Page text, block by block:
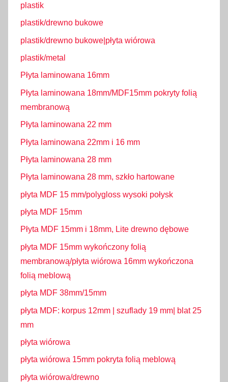
plastik
plastik/drewno bukowe
plastik/drewno bukowe|płyta wiórowa
plastik/metal
Płyta laminowana 16mm
Płyta laminowana 18mm/MDF15mm pokryty folią
membranową
Płyta laminowana 22 mm
Płyta laminowana 22mm i 16 mm
Płyta laminowana 28 mm
Płyta laminowana 28 mm, szkło hartowane
płyta MDF 15 mm/polygloss wysoki połysk
płyta MDF 15mm
Płyta MDF 15mm i 18mm, Lite drewno dębowe
płyta MDF 15mm wykończony folią
membranową/płyta wiórowa 16mm wykończona
folią meblową
płyta MDF 38mm/15mm
płyta MDF: korpus 12mm | szuflady 19 mm| blat 25
mm
płyta wiórowa
płyta wiórowa 15mm pokryta folią meblową
płyta wiórowa/drewno